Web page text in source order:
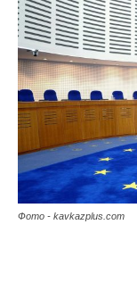
Фото - kavkazplus.com